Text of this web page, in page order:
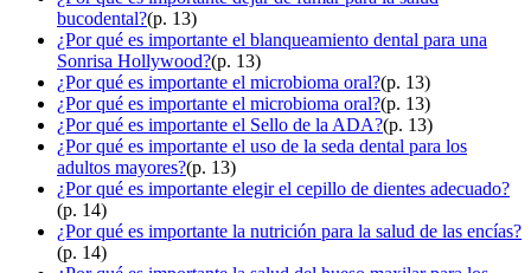
bucodental?(p. 13)
¿Por qué es importante el blanqueamiento dental para una
Sonrisa Hollywood?(p. 13)
¿Por qué es importante el microbioma oral?(p. 13)
¿Por qué es importante el microbioma oral?(p. 13)
¿Por qué es importante el Sello de la ADA?(p. 13)
¿Por qué es importante el uso de la seda dental para los
adultos mayores?(p. 13)
¿Por qué es importante elegir el cepillo de dientes adecuado?
(p. 14)
¿Por qué es importante la nutrición para la salud de las encías?
(p. 14)